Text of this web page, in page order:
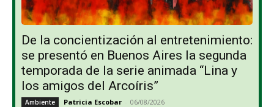
De la concientización al entretenimiento:
se presentó en Buenos Aires la segunda
temporada de la serie animada “Lina y
los amigos del Arcoíris”
Ambiente Patricia Escobar - 06/08/2026